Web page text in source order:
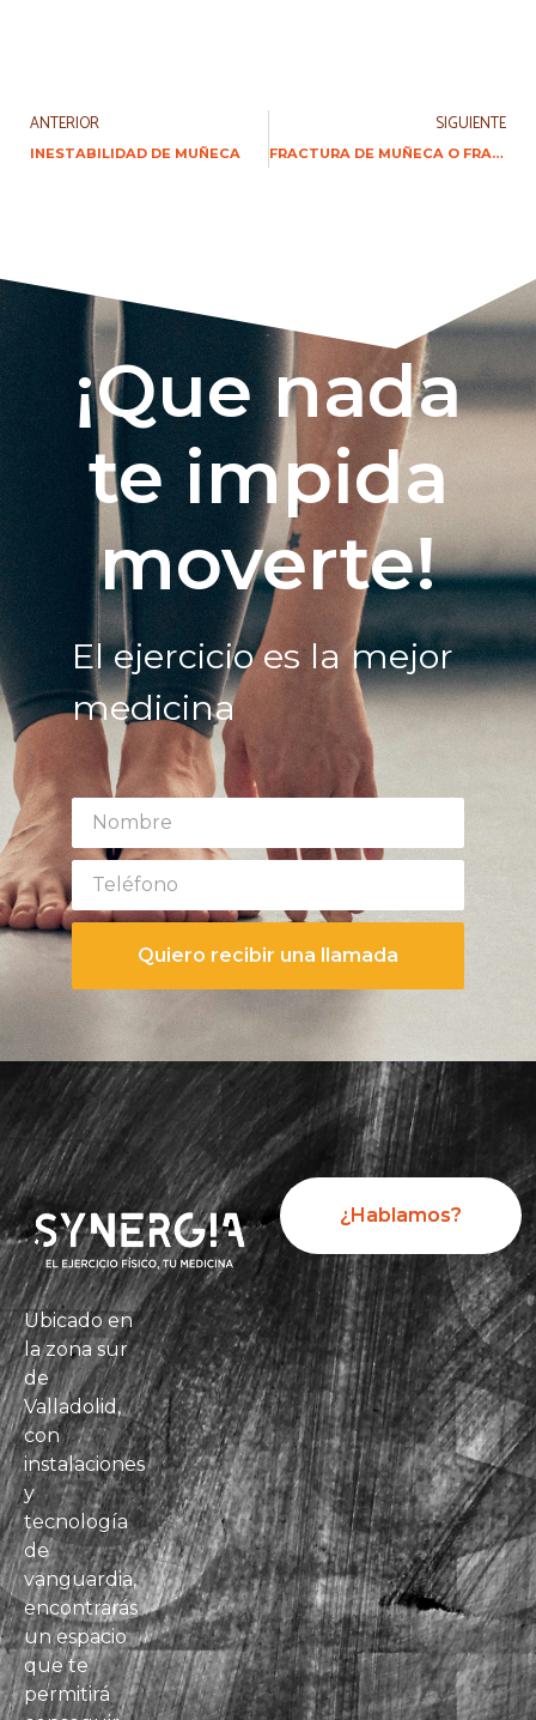
ANTERIOR
INESTABILIDAD DE MUÑECA
SIGUIENTE
FRACTURA DE MUÑECA O FRACTURA DE COLLES
¡Que nada
te impida
moverte!
El ejercicio es la mejor
medicina
Quiero recibir una llamada
Ubicado en
la zona sur
de
Valladolid,
con
instalaciones
y
tecnología
de
vanguardia,
encontrarás
un espacio
que te
permitirá
¿Hablamos?